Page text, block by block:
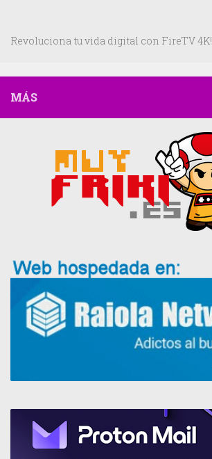
Revoluciona tu vida digital con FireTV 4K!
MÁS